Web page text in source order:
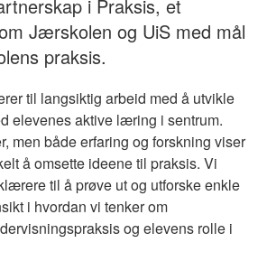
i Praksis, et
Jærskolen og UiS med mål
praksis.
til langsiktig arbeid med å utvikle
elevenes aktive læring i sentrum.
men både erfaring og forskning viser
å omsette ideene til praksis. Vi
til å prøve ut og utforske enkle
i hvordan vi tenker om
og elevens rolle i